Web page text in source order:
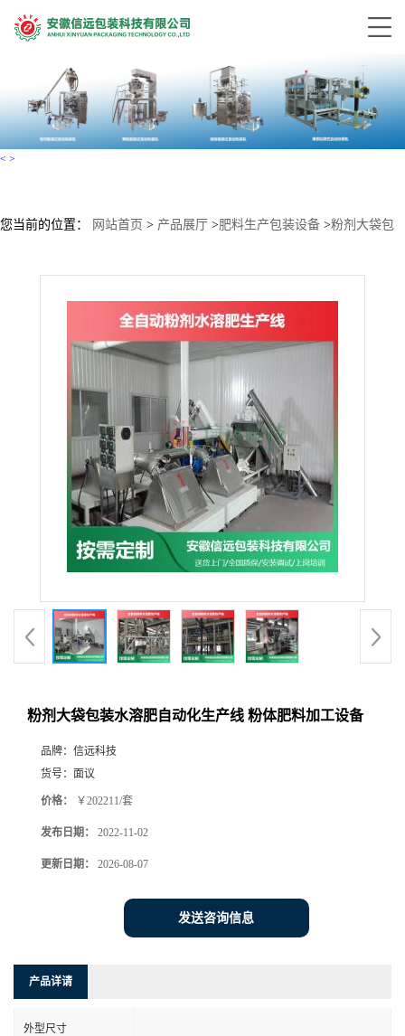
< >
您当前的位置： 网站首页 > 产品展厅 >肥料生产包装设备 >粉剂大袋包
粉剂大袋包装水溶肥自动化生产线 粉体肥料加工设备
品牌： 信远科技
货号： 面议
价格： ￥202211/套
发布日期： 2022-11-02
更新日期： 2026-08-07
发送咨询信息
产品详请
外型尺寸